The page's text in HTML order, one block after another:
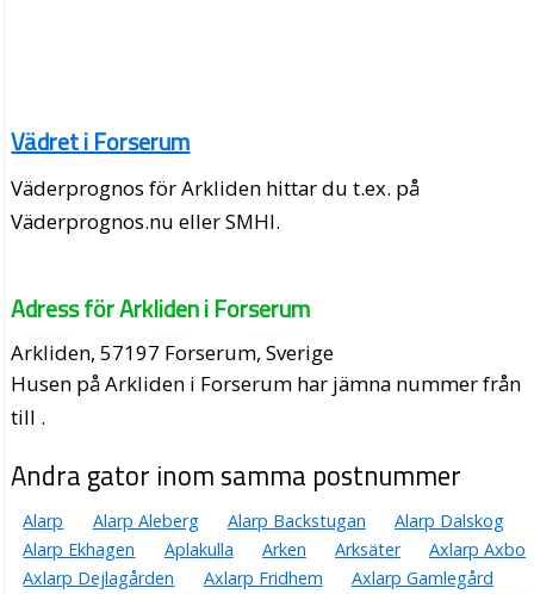
Vädret i Forserum
Väderprognos för Arkliden hittar du t.ex. på
Väderprognos.nu eller SMHI.
Adress för Arkliden i Forserum
Arkliden, 57197 Forserum, Sverige
Husen på Arkliden i Forserum har jämna nummer från
till .
Andra gator inom samma postnummer
Alarp Alarp Aleberg Alarp Backstugan
Alarp Dalskog
Alarp Ekhagen
Aplakulla Arken Arksäter
Axlarp Axbo
Axlarp Dejlagården
Axlarp Fridhem
Axlarp Gamlegård